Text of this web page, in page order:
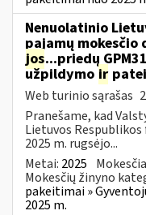
Nenuolatinio
pajamų mokesčio
jos...priedų
užpildymo ir
Web turinio sąrašas
Pranešame, kad
Lietuvos
2025 m. rugsėjo...
Metai: 2025
Mokesčių žinyno
pakeitimai »
2025 m.